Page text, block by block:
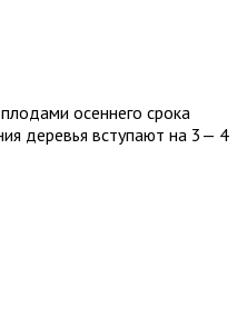
осеннего срока
деревья вступают на 3— 4